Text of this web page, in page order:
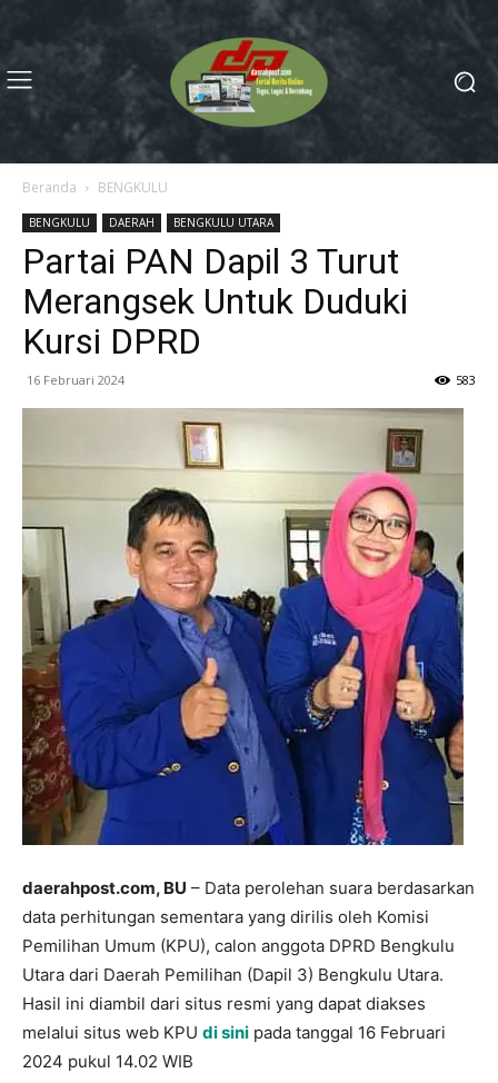
Beranda BENGKULU
BENGKULU DAERAH BENGKULU UTARA
Partai PAN Dapil 3 Turut
Merangsek Untuk Duduki
Kursi DPRD
16 Februari 2024 583
daerahpost.com, BU – Data perolehan suara berdasarkan
data perhitungan sementara yang dirilis oleh Komisi
Pemilihan Umum (KPU), calon anggota DPRD Bengkulu
Utara dari Daerah Pemilihan (Dapil 3) Bengkulu Utara.
Hasil ini diambil dari situs resmi yang dapat diakses
melalui situs web KPU di sini pada tanggal 16 Februari
2024 pukul 14.02 WIB